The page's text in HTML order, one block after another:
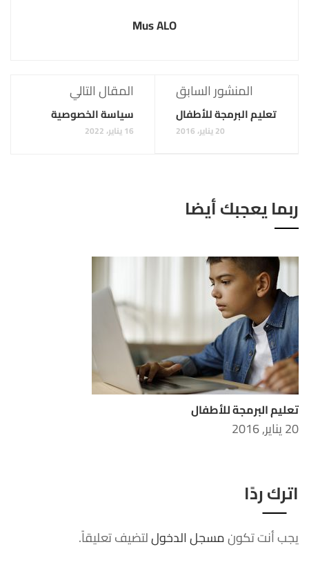
Mus ALO
المنشور السابق
تعليم البرمجة للأطفال
20 يناير، 2016
المقال التالي
سياسة الخصوصية
16 يناير، 2022
ربما يعجبك أيضا
تعليم البرمجة للأطفال
20 يناير, 2016
اترك ردًا
يجب أنت تكونمسجل الدخوللتضيف تعليقاً.